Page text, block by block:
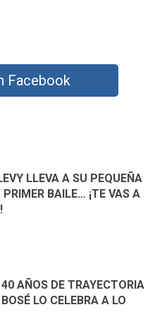
Facebook
LLEVA A SU PEQUEÑA
BAILE… ¡TE VAS A
AÑOS DE TRAYECTORIA
LO CELEBRA A LO